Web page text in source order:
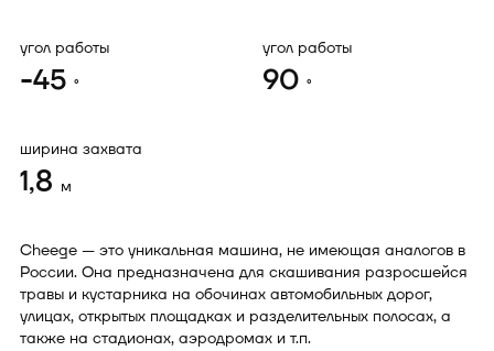
угол работы
-45 °
угол работы
90 °
ширина захвата
1,8 м
Cheege — это уникальная машина, не имеющая аналогов в
России. Она предназначена для скашивания разросшейся
травы и кустарника на обочинах автомобильных дорог,
улицах, открытых площадках и разделительных полосах, а
также на стадионах, аэродромах и т.п.